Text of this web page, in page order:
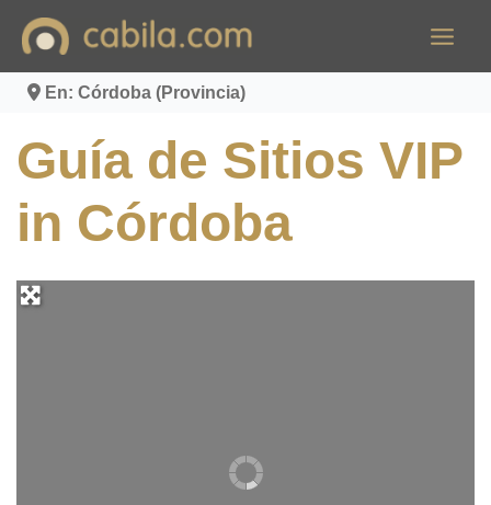
contenido
En: Córdoba (Provincia)
Guía de Sitios VIP
in Córdoba